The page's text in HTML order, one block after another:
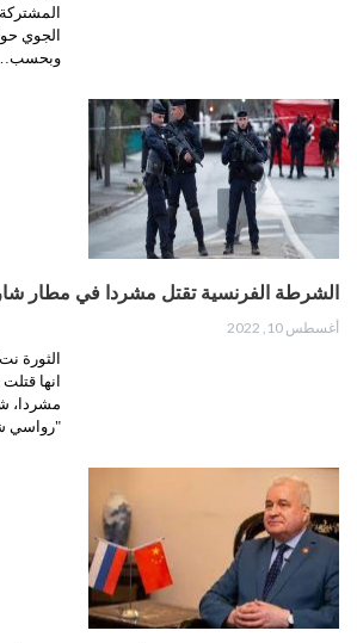
الجوي
وبحسب…
الشرطة الفرنسية تقتل مشردا في مطار
أغسطس 10, 2022
الثورة
انها
مشردا،
"رواسي